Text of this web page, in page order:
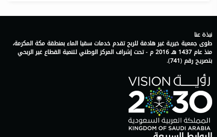
نبذة عنا
طوى جمعية خيرية غير هادفة للربح تقدم خدمات سقيا الماء بمنطقة مكة المكرمة،
منذ عام 1437 هـ 2016 م - تحت إشراف المركز الوطني لتنمية القطاع غير الربحي
بتصريح رقم (741).